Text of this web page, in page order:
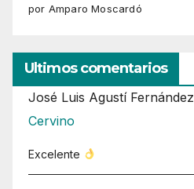
por Amparo Moscardó
Ultimos comentarios
José Luis Agustí Fernández
Cervino
Excelente